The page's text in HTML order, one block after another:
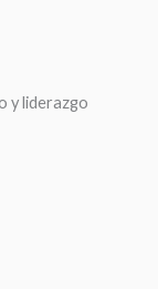
y liderazgo